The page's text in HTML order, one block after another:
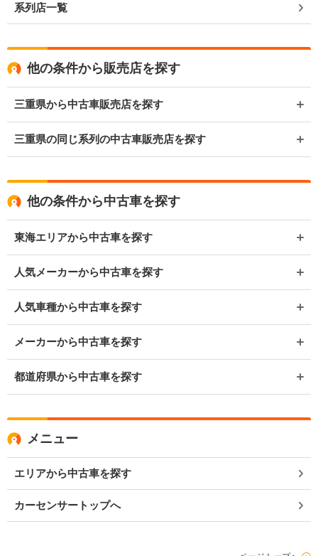
系列店一覧
他の条件から販売店を探す
三重県から中古車販売店を探す
三重県の同じ系列の中古車販売店を探す
他の条件から中古車を探す
東海エリアから中古車を探す
人気メーカーから中古車を探す
人気車種から中古車を探す
メーカーから中古車を探す
都道府県から中古車を探す
メニュー
エリアから中古車を探す
カーセンサートップへ